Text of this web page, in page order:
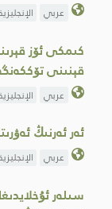
عربي
كىمكى ئۆز
قېنىنى
عربي
ئەر ئەرنىڭ
عربي
سىلەر